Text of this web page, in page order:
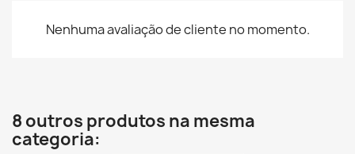
Nenhuma avaliação de cliente no momento.
8 outros produtos na mesma
categoria: